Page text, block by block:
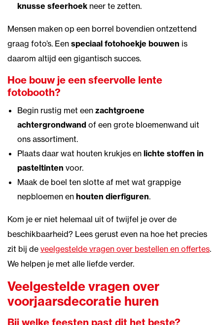
knusse sfeerhoek neer te zetten.
Mensen maken op een borrel bovendien ontzettend
graag foto’s. Een speciaal fotohoekje bouwen is
daarom altijd een gigantisch succes.
Hoe bouw je een sfeervolle lente
fotobooth?
Begin rustig met een zachtgroene
achtergrondwand of een grote bloemenwand uit
ons assortiment.
Plaats daar wat houten krukjes en lichte stoffen in
pasteltinten voor.
Maak de boel ten slotte af met wat grappige
nepbloemen en houten dierfiguren.
Kom je er niet helemaal uit of twijfel je over de
beschikbaarheid? Lees gerust even na hoe het precies
zit bij de veelgestelde vragen over bestellen en offertes.
We helpen je met alle liefde verder.
Veelgestelde vragen over
voorjaarsdecoratie huren
Bij welke feesten past dit het beste?